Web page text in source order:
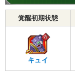
覚醒初期状態
キュイ